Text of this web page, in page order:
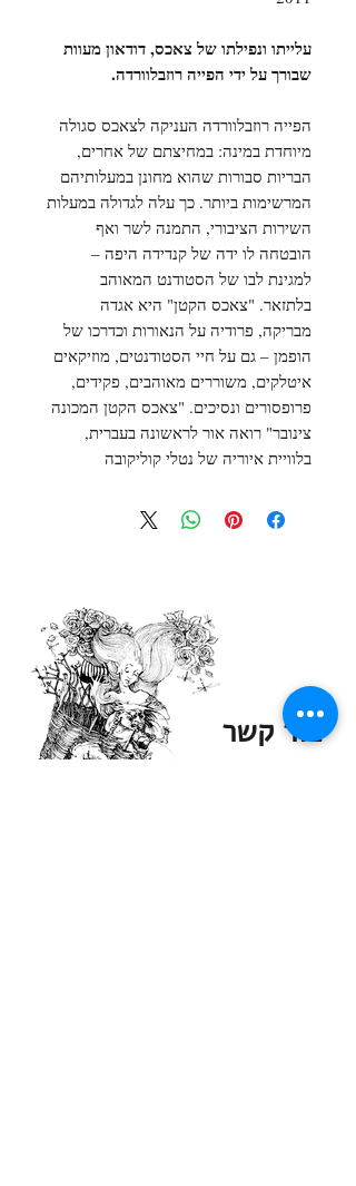
עלייתו ונפילתו של צאכס, דודאון מעוות
שבורך על ידי הפייה רוזבלוורדה.
הפייה רוזבלוורדה העניקה לצאכס סגולה
מיוחדת במינה: במחיצתם של אחרים,
הבריות סבורות שהוא מחונן במעלותיהם
המרשימות ביותר. כך עלה לגדולה במעלות
השירות הציבורי, התמנה לשר ואף
הובטחה לו ידה של קנדידה היפה –
למגינת לבו של הסטודנט המאוהב
בלתזאר. "צאכס הקטן" היא אגדה
מבריקה, פרודיה על הנאורות וכדרכו של
הופמן – גם על חיי הסטודנטים, מוזיקאים
איטלקים, משוררים מאוהבים, פקידים,
פרופסורים ונסיכים. "צאכס הקטן המכונה
צינובר" רואה אור לראשונה בעברית,
בלוויית איוריה של נטלי קוליקובה
צור קשר